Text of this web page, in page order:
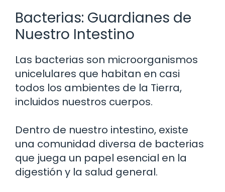
Bacterias: Guardianes de
Nuestro Intestino
Las bacterias son microorganismos
unicelulares que habitan en casi
todos los ambientes de la Tierra,
incluidos nuestros cuerpos.
Dentro de nuestro intestino, existe
una comunidad diversa de bacterias
que juega un papel esencial en la
digestión y la salud general.